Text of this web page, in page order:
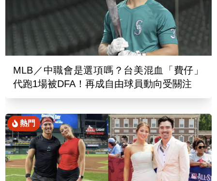
MLB／中職會是選項嗎？台美混血「費仔」
代跑1場被DFA！再成自由球員動向受關注
熱門